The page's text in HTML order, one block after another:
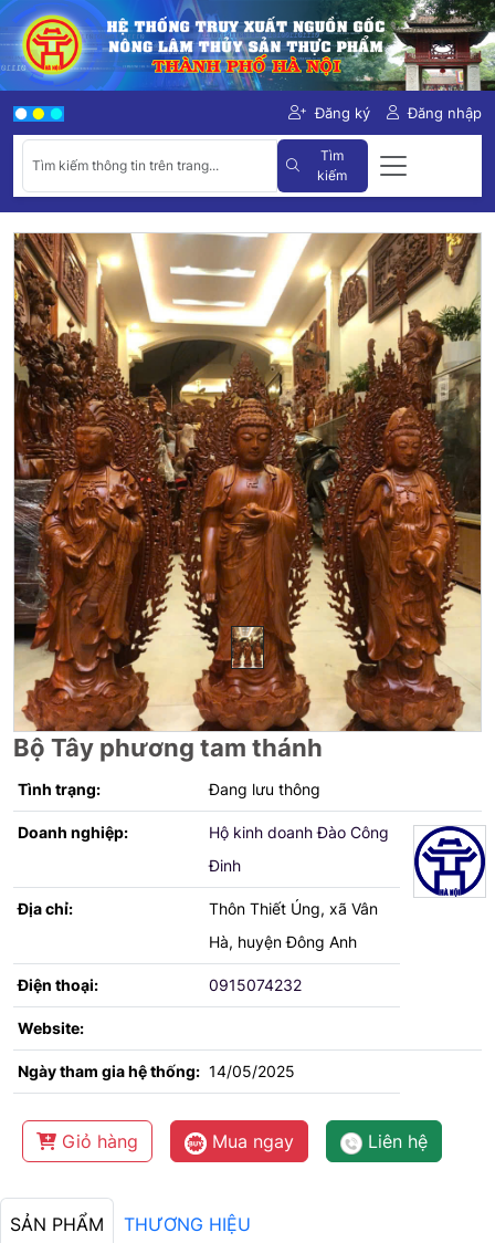
Đăng ký Đăng nhập
Tìm
kiếm
Bộ Tây phương tam thánh
Tình trạng: Đang lưu thông
Doanh nghiệp:
Hộ kinh doanh Đào Công
Đinh
Địa chỉ:
Thôn Thiết Úng, xã Vân
Hà, huyện Đông Anh
Điện thoại: 0915074232
Website:
Ngày tham gia hệ thống: 14/05/2025
Giỏ hàng Mua ngay Liên hệ
SẢN PHẨM THƯƠNG HIỆU